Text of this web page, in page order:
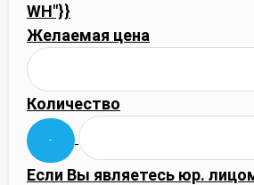
WH"}}
Желаемая цена
Количество
Если Вы являетесь юр.